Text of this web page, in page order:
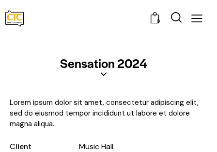
0
Sensation 2024
Lorem ipsum dolor sit amet, consectetur adipiscing elit,
sed do eiusmod tempor incididunt ut labore et dolore
magna aliqua.
Client
Music Hall